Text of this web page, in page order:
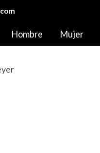
Hombre Mujer